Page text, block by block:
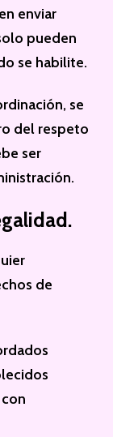
enviar
pueden
se habilite.
se
del respeto
ser
de